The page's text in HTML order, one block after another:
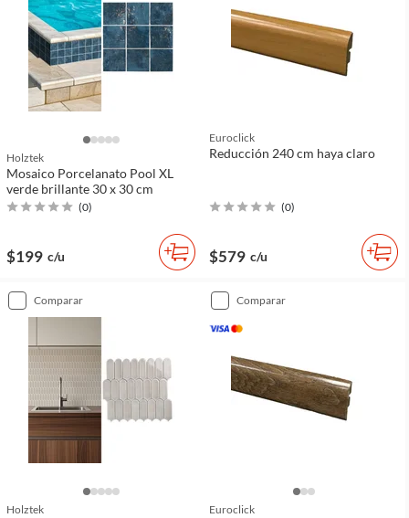
Holztek
Mosaico Porcelanato Pool XL
verde brillante 30 x 30 cm
(0)
$199 c/u
Euroclick
Reducción 240 cm haya claro
(0)
$579 c/u
comparar
Holztek
comparar
Euroclick